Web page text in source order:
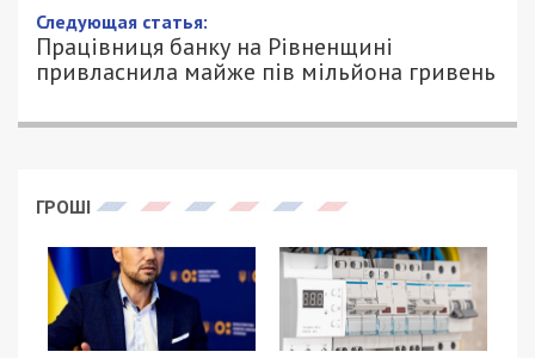
Следующая статья:
Працівниця банку на Рівненщині
привласнила майже пів мільйона гривень
ГРОШІ